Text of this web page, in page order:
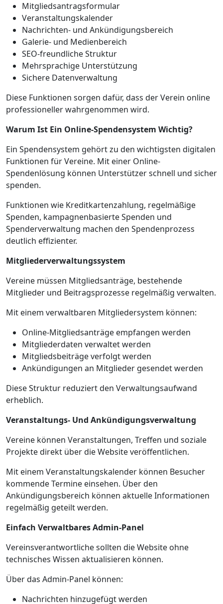
Mitgliedsantragsformular
Veranstaltungskalender
Nachrichten- und Ankündigungsbereich
Galerie- und Medienbereich
SEO-freundliche Struktur
Mehrsprachige Unterstützung
Sichere Datenverwaltung
Diese Funktionen sorgen dafür, dass der Verein online
professioneller wahrgenommen wird.
Warum Ist Ein Online-Spendensystem Wichtig?
Ein Spendensystem gehört zu den wichtigsten digitalen
Funktionen für Vereine. Mit einer Online-
Spendenlösung können Unterstützer schnell und sicher
spenden.
Funktionen wie Kreditkartenzahlung, regelmäßige
Spenden, kampagnenbasierte Spenden und
Spenderverwaltung machen den Spendenprozess
deutlich effizienter.
Mitgliederverwaltungssystem
Vereine müssen Mitgliedsanträge, bestehende
Mitglieder und Beitragsprozesse regelmäßig verwalten.
Mit einem verwaltbaren Mitgliedersystem können:
Online-Mitgliedsanträge empfangen werden
Mitgliederdaten verwaltet werden
Mitgliedsbeiträge verfolgt werden
Ankündigungen an Mitglieder gesendet werden
Diese Struktur reduziert den Verwaltungsaufwand
erheblich.
Veranstaltungs- Und Ankündigungsverwaltung
Vereine können Veranstaltungen, Treffen und soziale
Projekte direkt über die Website veröffentlichen.
Mit einem Veranstaltungskalender können Besucher
kommende Termine einsehen. Über den
Ankündigungsbereich können aktuelle Informationen
regelmäßig geteilt werden.
Einfach Verwaltbares Admin-Panel
Vereinsverantwortliche sollten die Website ohne
technisches Wissen aktualisieren können.
Über das Admin-Panel können:
Nachrichten hinzugefügt werden